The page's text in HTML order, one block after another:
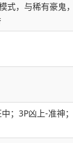
式，与稀有豪鬼
；3P凶上-准神